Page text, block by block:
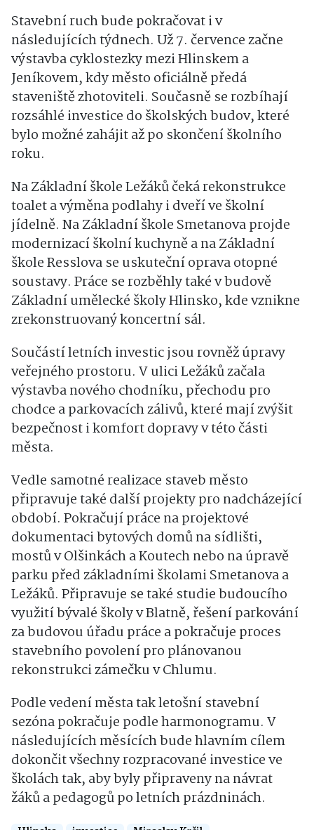
Stavební ruch bude pokračovat i v
následujících týdnech. Už 7. července začne
výstavba cyklostezky mezi Hlinskem a
Jeníkovem, kdy město oficiálně předá
staveniště zhotoviteli. Současně se rozbíhají
rozsáhlé investice do školských budov, které
bylo možné zahájit až po skončení školního
roku.
Na Základní škole Ležáků čeká rekonstrukce
toalet a výměna podlahy i dveří ve školní
jídelně. Na Základní škole Smetanova projde
modernizací školní kuchyně a na Základní
škole Resslova se uskuteční oprava otopné
soustavy. Práce se rozběhly také v budově
Základní umělecké školy Hlinsko, kde vznikne
zrekonstruovaný koncertní sál.
Součástí letních investic jsou rovněž úpravy
veřejného prostoru. V ulici Ležáků začala
výstavba nového chodníku, přechodu pro
chodce a parkovacích zálivů, které mají zvýšit
bezpečnost i komfort dopravy v této části
města.
Vedle samotné realizace staveb město
připravuje také další projekty pro nadcházející
období. Pokračují práce na projektové
dokumentaci bytových domů na sídlišti,
mostů v Olšinkách a Koutech nebo na úpravě
parku před základními školami Smetanova a
Ležáků. Připravuje se také studie budoucího
využití bývalé školy v Blatně, řešení parkování
za budovou úřadu práce a pokračuje proces
stavebního povolení pro plánovanou
rekonstrukci zámečku v Chlumu.
Podle vedení města tak letošní stavební
sezóna pokračuje podle harmonogramu. V
následujících měsících bude hlavním cílem
dokončit všechny rozpracované investice ve
školách tak, aby byly připraveny na návrat
žáků a pedagogů po letních prázdninách.